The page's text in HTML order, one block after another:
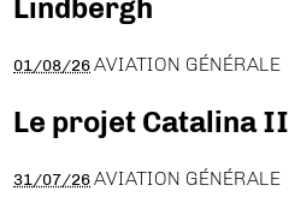
Lindbergh
01/08/26 AVIATION GÉNÉRALE
Le projet Catalina II
31/07/26 AVIATION GÉNÉRALE